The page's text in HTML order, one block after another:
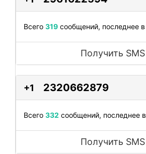
Всего 319 сообщений, последнее в
Получить SMS
+1 2320662879
Всего 332 сообщений, последнее в
Получить SMS